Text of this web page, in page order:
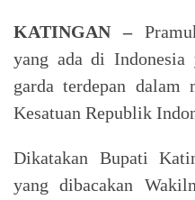
KATINGAN –
yang ada di Indonesia
garda terdepan dalam
Kesatuan Republik
Dikatakan Bupati
yang dibacakan